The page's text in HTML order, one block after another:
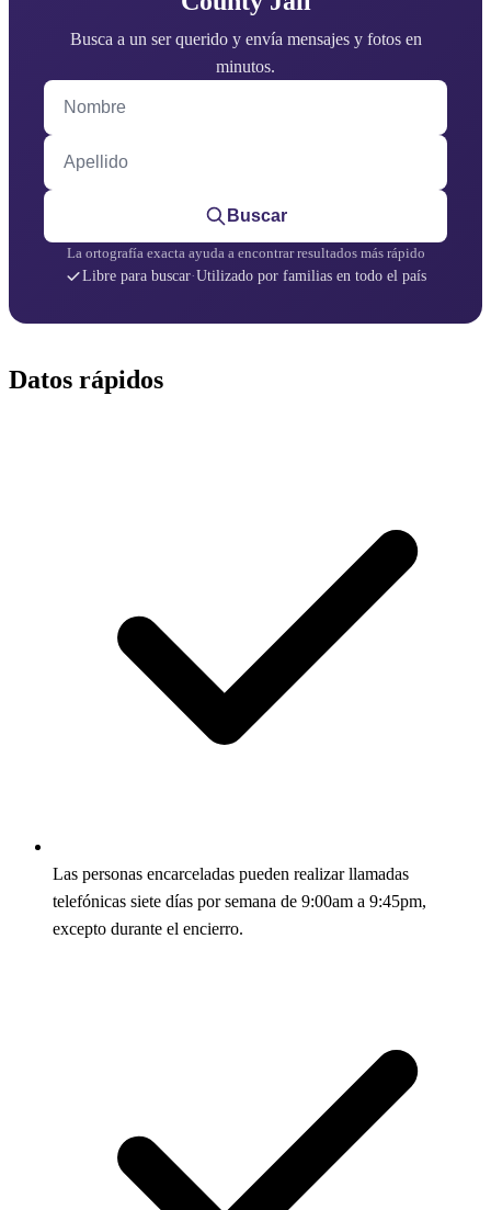
Busca a un ser querido y envía mensajes y fotos en
minutos.
Nombre
Apellido
Buscar
La ortografía exacta ayuda a encontrar resultados más rápido
Libre para buscar·Utilizado por familias en todo el país
Datos rápidos
Las personas encarceladas pueden realizar llamadas
telefónicas siete días por semana de 9:00am a 9:45pm,
excepto durante el encierro.